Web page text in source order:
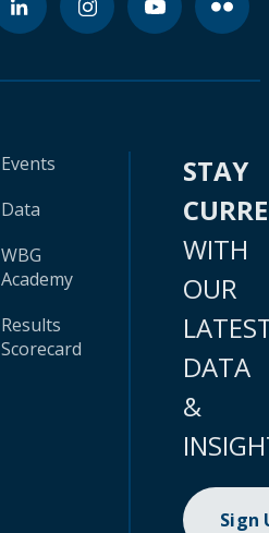
Events
Data
WBG
Academy
Results
Scorecard
STAY
WITH
OUR
DATA
&
Sign